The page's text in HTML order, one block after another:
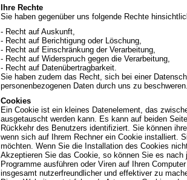
Ihre Rechte
Sie haben gegenüber uns folgende Rechte
- Recht auf Auskunft,
- Recht auf Berichtigung oder Löschung,
- Recht auf Einschränkung der Verarbeitung,
- Recht auf Widerspruch gegen die Verarbeitung,
- Recht auf Datenübertragbarkeit.
Sie haben zudem das Recht, sich bei einer
personenbezogenen Daten durch uns zu beschweren.
Cookies
Ein Cookie ist ein kleines Datenelement, das
ausgetauscht werden kann. Es kann auf beiden
Rückkehr des Benutzers identifiziert. Sie können
wenn sich auf Ihrem Rechner ein Cookie installiert.
möchten. Wenn Sie die Installation des Cookies
Akzeptieren Sie das Cookie, so können Sie es
Programme ausführen oder Viren auf Ihren
insgesamt nutzerfreundlicher und effektiver zu